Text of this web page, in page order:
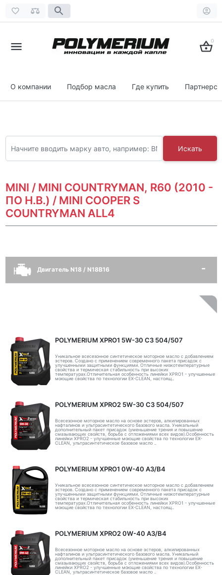
0
О компании Подбор масла Где купить
Искать
MINI / MINI COUNTRYMAN, R60 (2010 -
ПО Н.В.) / MINI COOPER S
COUNTRYMAN ALL4
Двигатель N18 / N18B16
POLYMERIUM XPRO1 5W-30 C3 504/507
Уникальное всесезонное синтетическое моторное масло с добавлением
эстеров. Создано с применением современного пакета присадок с
улучшенными защитными функциями. Отличные низкотемпературные
свойства и термическая стабильность при высоких
температурах.Отличительная особенность линейки XPRO1 - улучшенные
моющие свойства по технологии EX-CLEAN, настоящ..
POLYMERIUM XPRO2 5W-30 C3 504/507
Всесезонное моторное масло на основе эстеров, алкилированных
нафталинов и ультрасинтетического базового масла. Уникальный
дополнительный пакет присадок (уменьшение трения и повышение
смазывающих свойств, борьба с отложениями всех видов).Особенность
линейки XPRO2 - улучшенные моющие свойства по технологии EX-
CLEAN, ультрасинтетическое базовое масло ..
POLYMERIUM XPRO1 0W-40 A3/B4
Уникальное всесезонное синтетическое моторное масло с добавлением
эстеров. Создано с применением современного пакета присадок с
улучшенными защитными функциями. Отличные низкотемпературные
свойства и термическая стабильность при высоких
температурах.Отличительная особенность линейки XPRO1 - улучшенные
моющие свойства по технологии EX-CLEAN, настоящ..
POLYMERIUM XPRO2 0W-40 A3/B4
Всесезонное моторное масло на основе эстеров, алкилированных
нафталинов и ультрасинтетического базового масла. Уникальный
дополнительный пакет присадок (уменьшение трения и повышение
смазывающих свойств, борьба с отложениями всех видов).Особенность
линейки XPRO2 - улучшенные моющие свойства по технологии EX-
CLEAN, ультрасинтетическое базовое масло ..